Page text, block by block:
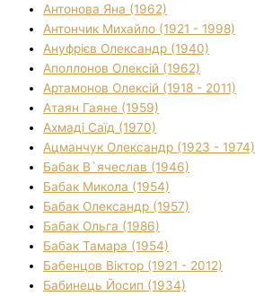
Антонова Яна (1962)
Антончик Михайло (1921 - 1998)
Ануфрієв Олександр (1940)
Аполлонов Олексій (1962)
Артамонов Олексій (1918 - 2011)
Атаян Гаяне (1959)
Ахмаді Саїд (1970)
Ацманчук Олександр (1923 - 1974)
Бабак В`ячеслав (1946)
Бабак Микола (1954)
Бабак Олександр (1957)
Бабак Ольга (1986)
Бабак Тамара (1954)
Бабенцов Віктор (1921 - 2012)
Бабинець Йосип (1934)